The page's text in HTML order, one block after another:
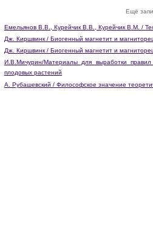
Ещё
Емельянов В.В., Курейчик В.В., Курейчик В.М. /
Дж. Киршвинк / Биогенный магнетит и
Дж. Киршвинк / Биогенный магнетит и
И.В.Мичурин/Материалы для выработки
плодовых растений
А. Рубашевский / Философское значение